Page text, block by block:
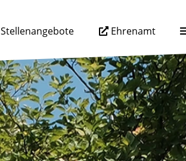
Stellenangebote Ehrenamt